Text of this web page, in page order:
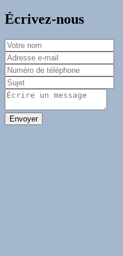
Écrivez-nous
Envoyer